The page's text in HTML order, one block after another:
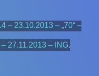
– 23.10.2013 – „70“ –
27.11.2013 – ING.